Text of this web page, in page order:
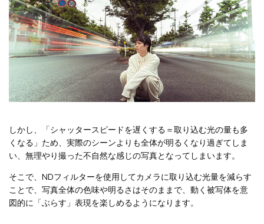
しかし、「シャッタースピードを遅くする＝取り込む光の量も多
くなる」ため、実際のシーンよりも全体が明るくなり過ぎてしま
い、無理やり撮った不自然な感じの写真となってしまいます。
そこで、NDフィルターを使用してカメラに取り込む光量を減らす
ことで、写真全体の色味や明るさはそのままで、動く被写体を意
図的に「ぶらす」表現を楽しめるようになります。